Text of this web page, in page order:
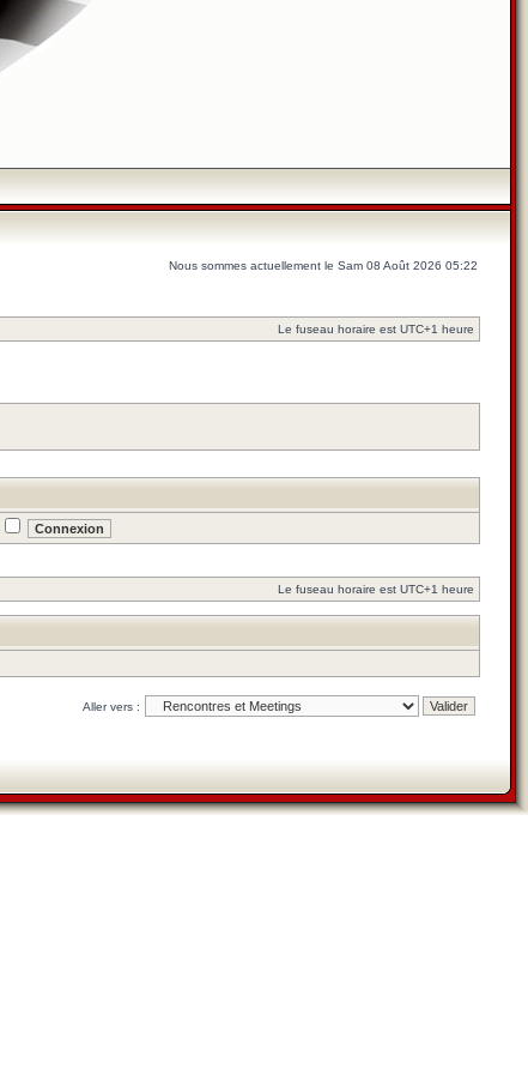
Nous sommes actuellement le Sam 08 Août 2026 05:22
Le fuseau horaire est UTC+1 heure
Le fuseau horaire est UTC+1 heure
Aller vers :